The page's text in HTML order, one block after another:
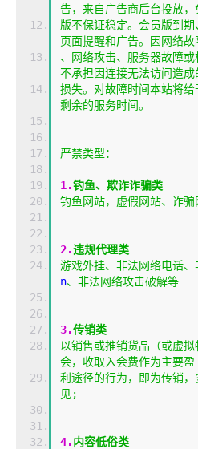
告，来自广告商后台投放，
版不保证稳定。会员版到
页面提醒和广告。因网络故
、网络攻击、服务器故障
不承担因连接无法访问造成
损失。对故障时间本站将
剩余的服务时间。
严禁类型：
1.钓鱼、欺诈诈骗类
钓鱼网站，虚假网站、诈
2.违规代理类
游戏外挂、非法网络电话
n、非法网络攻击破解等
3.传销类
以销售或推销货品（或虚
会，收取入会费作为主要盈
利途径的行为，即为传销
见;
4.内容低俗类